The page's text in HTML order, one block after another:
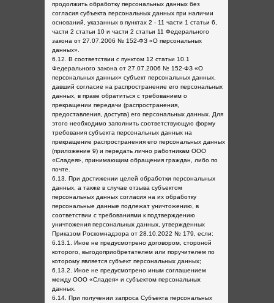
продолжить обработку персональных данных без
согласия субъекта персональных данных при наличии
оснований, указанных в пунктах 2 - 11 части 1 статьи 6,
части 2 статьи 10 и части 2 статьи 11 Федерального
закона от 27.07.2006 № 152-ФЗ «О персональных
данных».
6.12. В соответствии с пунктом 12 статьи 10.1
Федерального закона от 27.07.2006 № 152-ФЗ «О
персональных данных» субъект персональных данных,
давший согласие на распространение его персональных
данных, в праве обратиться с требованием о
прекращении передачи (распространения,
предоставления, доступа) его персональных данных. Для
этого необходимо заполнить соответствующую форму
требования субъекта персональных данных на
прекращение распространения его персональных данных
(приложение 9) и передать лично работникам ООО
«Сладея», принимающим обращения граждан, либо по
почте.
6.13. При достижении целей обработки персональных
данных, а также в случае отзыва субъектом
персональных данных согласия на их обработку
персональные данные подлежат уничтожению, в
соответствии с требованиями к подтверждению
уничтожения персональных данных, утвержденных
Приказом Роскомнадзора от 28.10.2022 № 179, если:
6.13.1. Иное не предусмотрено договором, стороной
которого, выгодоприобретателем или поручителем по
которому является субъект персональных данных;
6.13.2. Иное не предусмотрено иным соглашением
между ООО «Сладея» и субъектом персональных
данных.
6.14. При получении запроса Субъекта персональных